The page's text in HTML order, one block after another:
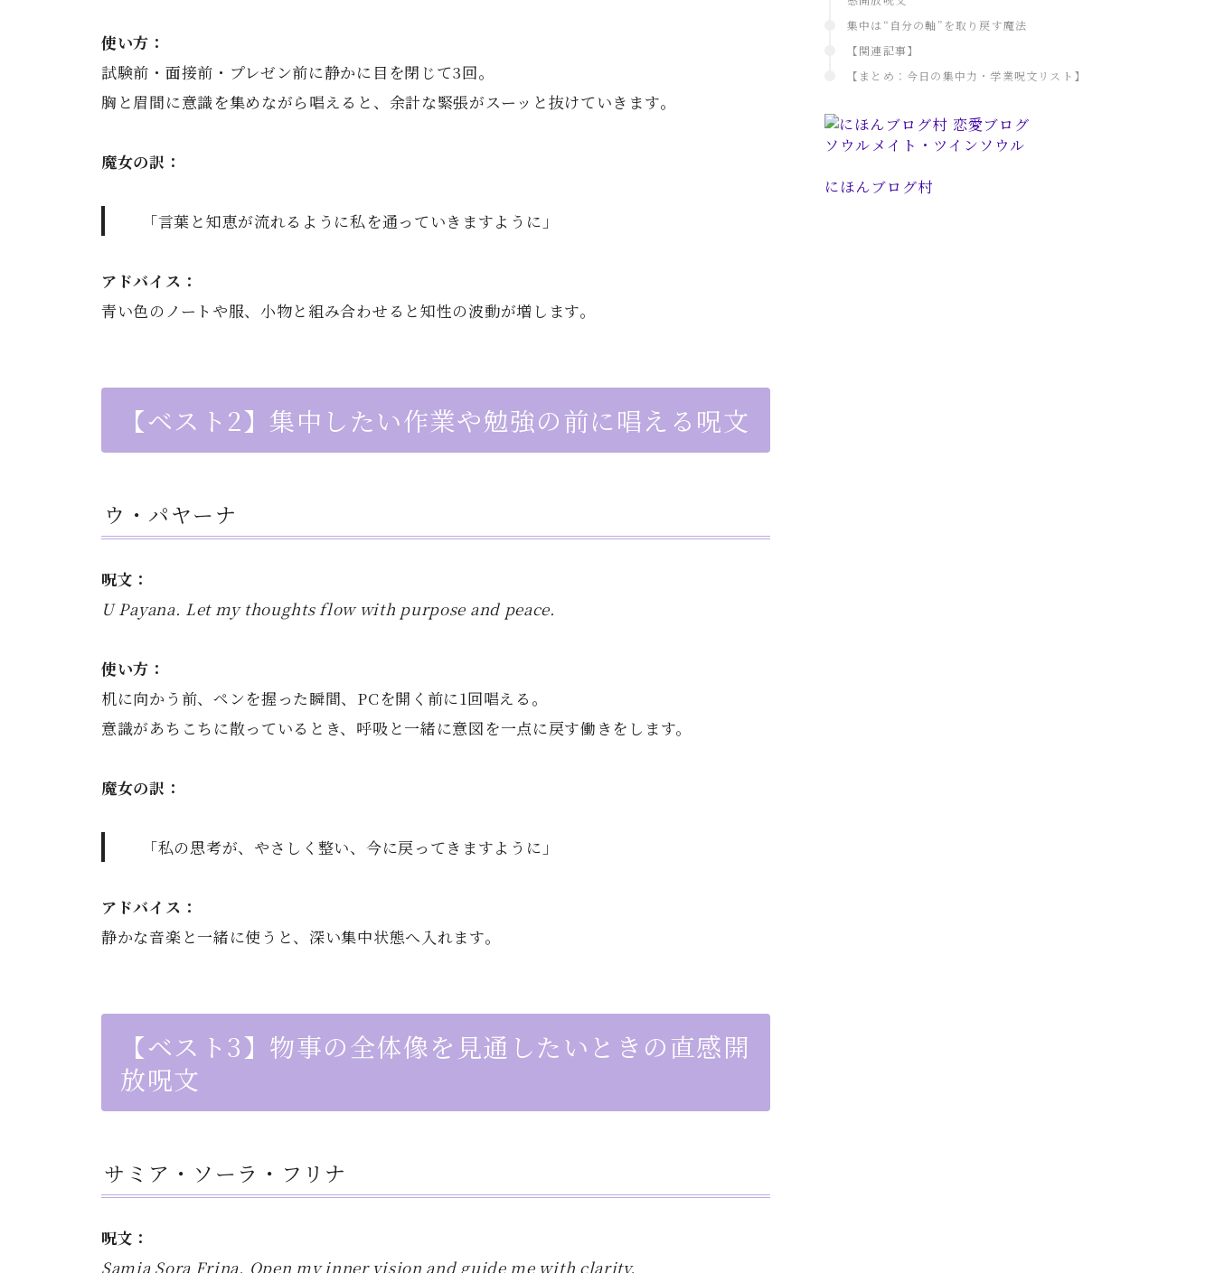
使い方：
試験前・面接前・プレゼン前に静かに目を閉じて3回。
胸と眉間に意識を集めながら唱えると、余計な緊張がスーッと抜けていきます。
魔女の訳：
「言葉と知恵が流れるように私を通っていきますように」
アドバイス：
青い色のノートや服、小物と組み合わせると知性の波動が増します。
【ベスト2】集中したい作業や勉強の前に唱える呪文
ウ・パヤーナ
呪文：
U Payana. Let my thoughts flow with purpose and peace.
使い方：
机に向かう前、ペンを握った瞬間、PCを開く前に1回唱える。
意識があちこちに散っているとき、呼吸と一緒に意図を一点に戻す働きをします。
魔女の訳：
「私の思考が、やさしく整い、今に戻ってきますように」
アドバイス：
静かな音楽と一緒に使うと、深い集中状態へ入れます。
【ベスト3】物事の全体像を見通したいときの直感開
放呪文
サミア・ソーラ・フリナ
呪文：
Samia Sora Frina. Open my inner vision and guide me with clarity.
集中は“自分の軸”を取り戻す魔法
【関連記事】
【まとめ：今日の集中力・学業呪文リスト】
にほんブログ村